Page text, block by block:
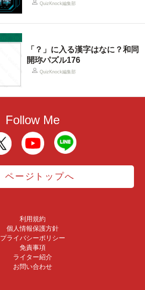
QuizKnock編集部
「？」に入る漢字はなに？和同
開珎パズル176
QuizKnock編集部
Follow Me
ページトップへ
利用規約
個人情報保護方針
プライバシーポリシー
免責事項
ライター紹介
お問い合わせ